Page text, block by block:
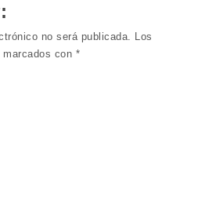
no será publicada. Los
con *